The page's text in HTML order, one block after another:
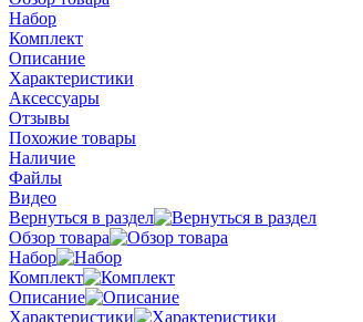
Набор
Комплект
Описание
Характеристики
Аксессуары
Отзывы
Похожие товары
Наличие
Файлы
Видео
Вернуться в раздел
Обзор товара
Набор
Комплект
Описание
Характеристики